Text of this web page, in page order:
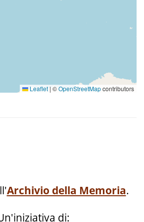
Leaflet | ©OpenStreetMapcontributors
Archivio della Memoria.
di: